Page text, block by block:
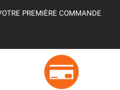
PREMIÈRE COMMANDE